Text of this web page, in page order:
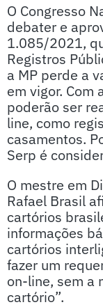
O Congresso
debater e
1.085/2021,
Registros
a MP perde a
em vigor. Com
poderão ser
line, como
casamentos.
Serp é
O mestre em
Rafael Brasil
cartórios
informações
cartórios
fazer um
on-line, sem a
cartório”.